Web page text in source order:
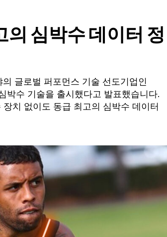
의 심박수 데이터 정
글로벌 퍼포먼스 기술 선도기업인
수 기술을 출시했다고 발표했습니다.
치 없이도 동급 최고의 심박수 데이터